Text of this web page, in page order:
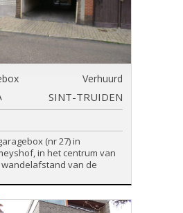
Verhuurd
SINT-TRUIDEN
(nr 27) in
in het centrum van
wandelafstand van de